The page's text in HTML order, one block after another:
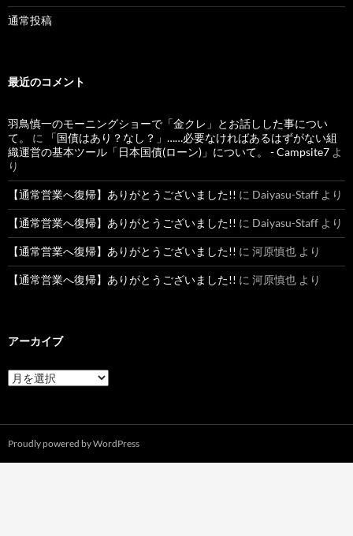
通常投稿
最近のコメント
羽鳥慎一のモーニングショーで「金クレ」とお話しした事につい
て。
に
「国債はあり？なし？」……必要なければあるはずがない組
織運営の基本ツール「日本国債(ローン)」について。 - Campsite7 よ
り
【通常営業へ復帰】ありがとうございました!! に Daiyasu-Staff より
【通常営業へ復帰】ありがとうございました!! に Daiyasu-Staff より
【通常営業へ復帰】ありがとうございました!! に 河原慎也 より
【通常営業へ復帰】ありがとうございました!! に 河原慎也 より
アーカイブ
ア
ー
Proudly powered by WordPress